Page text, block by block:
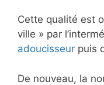
Cette qualité est
ville » par
adoucisseur puis
De nouveau, la